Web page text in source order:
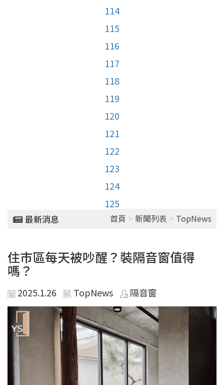
114
115
116
117
118
119
120
121
122
123
124
125
最新消息 首頁 > 新聞列表 > TopNews
住市區每天被吵醒？裝隔音窗值得
嗎？
2025.1.26 TopNews 隔音窗